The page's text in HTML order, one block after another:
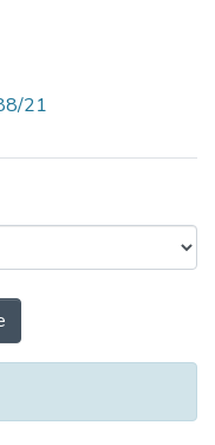
21
Subject